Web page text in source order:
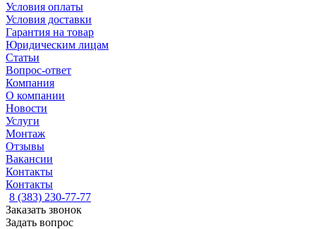
Условия оплаты
Условия доставки
Гарантия на товар
Юридическим лицам
Статьи
Вопрос-ответ
Компания
О компании
Новости
Услуги
Монтаж
Отзывы
Вакансии
Контакты
Контакты
8 (383) 230-77-77
Заказать звонок
Задать вопрос